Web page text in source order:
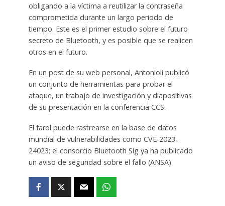
obligando a la víctima a reutilizar la contraseña
comprometida durante un largo periodo de
tiempo. Este es el primer estudio sobre el futuro
secreto de Bluetooth, y es posible que se realicen
otros en el futuro.
En un post de su web personal, Antonioli publicó
un conjunto de herramientas para probar el
ataque, un trabajo de investigación y diapositivas
de su presentación en la conferencia CCS.
El farol puede rastrearse en la base de datos
mundial de vulnerabilidades como CVE-2023-
24023; el consorcio Bluetooth Sig ya ha publicado
un aviso de seguridad sobre el fallo (ANSA).